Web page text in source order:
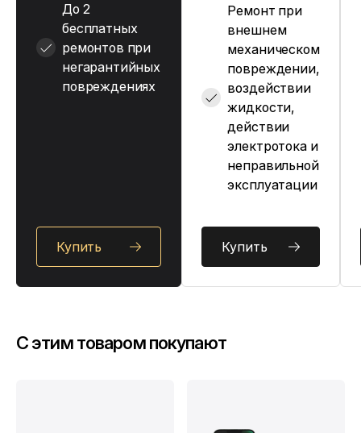
До 2
бесплатных
ремонтов при
негарантийных
повреждениях
Купить
Ремонт при
внешнем
механическом
повреждении,
воздействии
жидкости,
действии
электротока и
неправильной
эксплуатации
Купить
C этим товаром покупают